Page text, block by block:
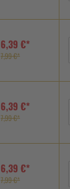
6,39 €*
7,99 €*
6,39 €*
7,99 €*
6,39 €*
7,99 €*